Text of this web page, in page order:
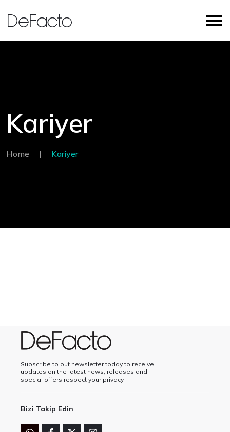
Kariyer
Home | Kariyer
Subscribe to out newsletter today to receive
updates on the latest news, releases and
special offers respect your privacy.
Bizi Takip Edin